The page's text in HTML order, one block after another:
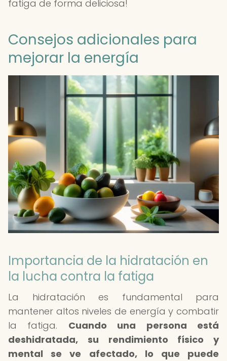
fatiga de forma deliciosa!
Consejos adicionales para
mejorar la energía
Importancia de la hidratación en
la lucha contra la fatiga
La hidratación es fundamental para
mantener altos niveles de energía y combatir
la fatiga. Cuando una persona está
deshidratada, su rendimiento físico y
mental se ve afectado, lo que puede